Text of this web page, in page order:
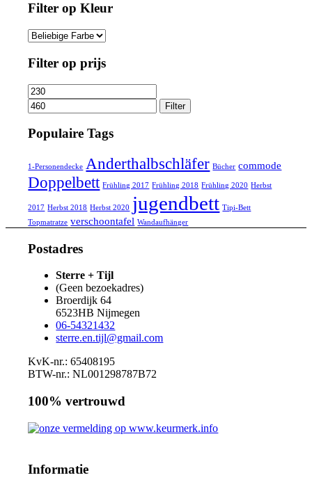
Filter op Kleur
Filter op prijs
Min.
Preis
Preis
Filter
Populaire Tags
1-Personendecke Anderthalbschläfer Bücher commode
Doppelbett Frühling 2017 Frühling 2018 Frühling 2020 Herbst
2017 Herbst 2018 Herbst 2020 jugendbett Tipi-Bett
Topmatratze verschoontafel Wandaufhänger
Postadres
Sterre + Tijl
(Geen bezoekadres)
Broerdijk 64
6523HB Nijmegen
06-54321432
sterre.en.tijl@gmail.com
KvK-nr.: 65408195
BTW-nr.: NL001298787B72
100% vertrouwd
Informatie